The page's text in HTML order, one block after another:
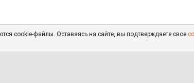
cookie-файлы. Оставаясь на сайте, вы подтверждаете свое